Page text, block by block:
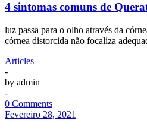
4 sintomas comuns de
luz passa para o olho através da
córnea distorcida não focaliza
Articles
-
by admin
-
0 Comments
Fevereiro 28, 2021